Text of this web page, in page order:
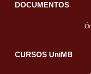
DOCUMENTOS
CURSOS UniMB